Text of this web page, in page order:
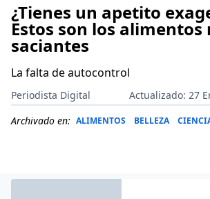
¿Tienes un apetito
Estos son los alimentos
saciantes
La falta de autocontrol
Periodista Digital
Actualizado: 27
Archivado en: ALIMENTOS BELLEZA